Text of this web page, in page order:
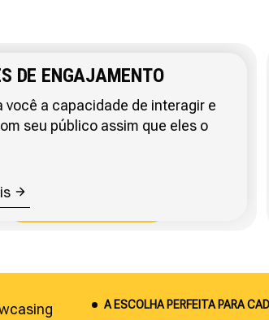
DE ENGAJAMENTO
você a capacidade de interagir e
seu público assim que eles o
A ESCOLHA PERFEITA PARA